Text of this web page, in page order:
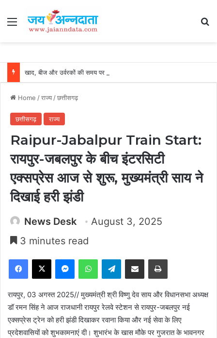
Menu
Home /राज्य/छत्तीसगढ़
छत्तीसगढ़ राज्य
Raipur-Jabalpur Train Start:
रायपुर-जबलपुर के बीच इंटरसिटी
एक्सप्रेस आज से शुरू, मुख्यमंत्री साय ने
दिखाई हरी झंडी
News Desk
August 3, 2025
3 minutes read
Facebook
X MessengerWhatsAppTelegramShare via Email Print
रायपुर, 03 अगस्त 2025// मुख्यमंत्री श्री विष्णु देव साय और विधानसभा अध्यक्ष
डॉ रमन सिंह ने आज राजधानी रायपुर रेलवे स्टेशन से रायपुर-जबलपुर नई
एक्सप्रेस ट्रेन को हरी झंडी दिखाकर रवाना किया और नई सेवा के लिए
प्रदेशवासियों को शुभकामनाएं दी। शुभारंभ के खास मौके पर गुजरात के भावनगर